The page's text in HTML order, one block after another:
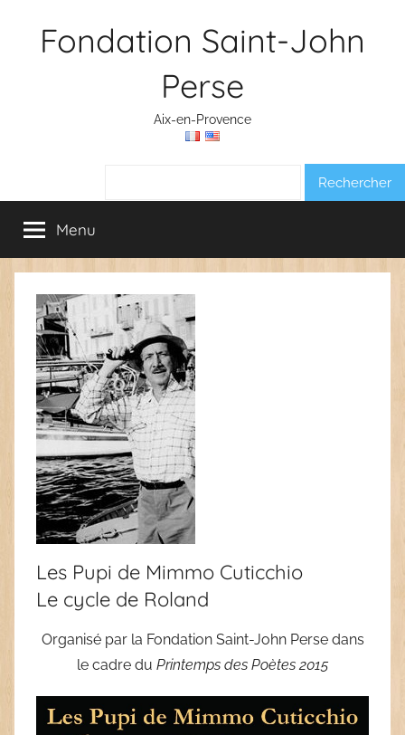
Fondation Saint-John
Perse
Aix-en-Provence
Menu
Les Pupi de Mimmo Cuticchio
Le cycle de Roland
Organisé par la Fondation Saint-John Perse dans
le cadre du Printemps des Poètes 2015